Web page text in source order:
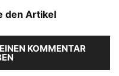
den Artikel
KOMMENTAR